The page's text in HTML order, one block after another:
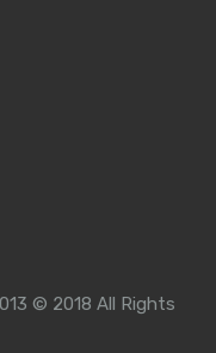
© 2018 All Rights